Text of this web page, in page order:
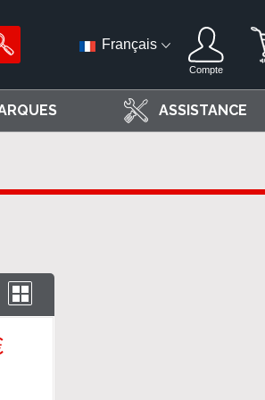
Français
Compte
ASSISTANCE
Grille